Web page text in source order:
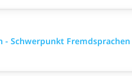
Schwerpunkt